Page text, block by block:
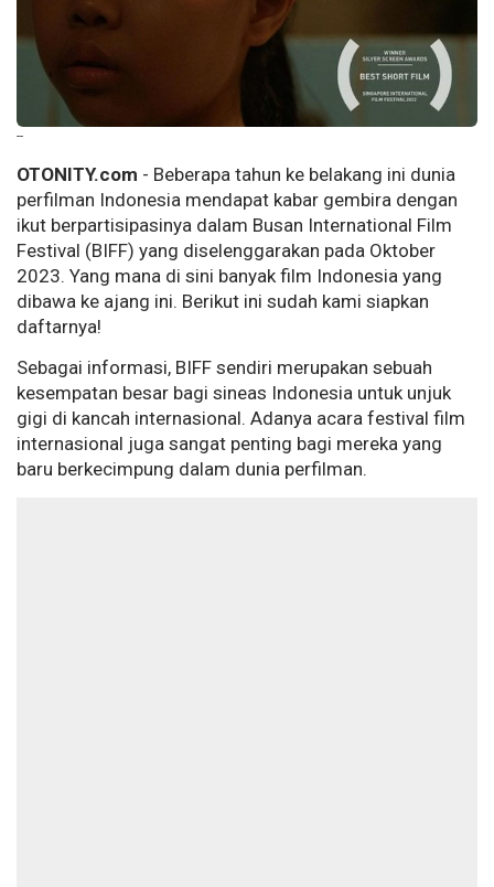
--
OTONITY.com - Beberapa tahun ke belakang ini dunia
perfilman Indonesia mendapat kabar gembira dengan
ikut berpartisipasinya dalam Busan International Film
Festival (BIFF) yang diselenggarakan pada Oktober
2023. Yang mana di sini banyak film Indonesia yang
dibawa ke ajang ini. Berikut ini sudah kami siapkan
daftarnya!
Sebagai informasi, BIFF sendiri merupakan sebuah
kesempatan besar bagi sineas Indonesia untuk unjuk
gigi di kancah internasional. Adanya acara festival film
internasional juga sangat penting bagi mereka yang
baru berkecimpung dalam dunia perfilman.